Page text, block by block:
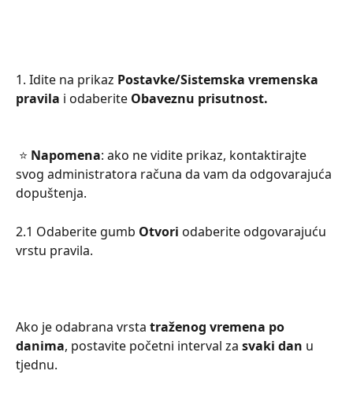
1. Idite na prikaz Postavke/Sistemska vremenska
pravila i odaberite Obaveznu prisutnost.
⭐ Napomena: ako ne vidite prikaz, kontaktirajte
svog administratora računa da vam da odgovarajuća
dopuštenja.
2.1 Odaberite gumb Otvori odaberite odgovarajuću
vrstu pravila.
Ako je odabrana vrsta traženog vremena po
danima, postavite početni interval za svaki dan u
tjednu.